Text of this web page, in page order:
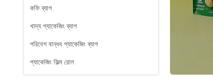
কফি ব্যাগ
খাদ্য প্যাকেজিং ব্যাগ
পরিবেশ বান্ধব প্যাকেজিং ব্যাগ
প্যাকেজিং ফিল্ম রোল